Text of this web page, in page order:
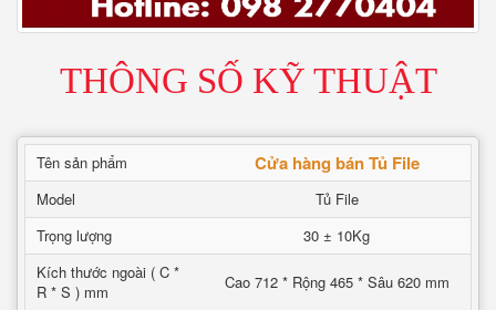
THÔNG SỐ KỸ THUẬT
Tên sản phẩm Cửa hàng bán Tủ File
Model
Tủ File
Trọng lượng
30 ± 10Kg
Kích thước ngoài ( C *
R * S ) mm
Cao 712 * Rộng 465 * Sâu 620 mm